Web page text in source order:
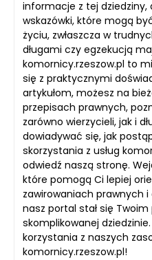
informacje z tej dziedziny,
wskazówki, które mogą
życiu, zwłaszcza w
długami czy egzekucją
komornicy.rzeszow.pl to
się z praktycznymi
artykułom, możesz na
przepisach prawnych,
zarówno wierzycieli, jak i
dowiadywać się, jak
skorzystania z usług
odwiedź naszą stronę.
które pomogą Ci lepiej
zawirowaniach prawnych
nasz portal stał się
skomplikowanej
korzystania z naszych
komornicy.rzeszow.pl!